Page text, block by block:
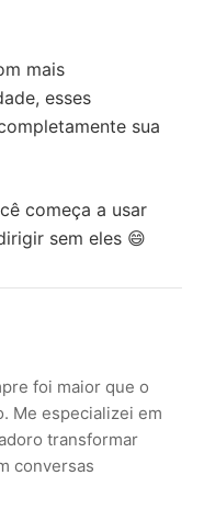
mais
esses
sua
começa a usar
sem eles 😄
foi maior que o
Me especializei em
transformar
conversas